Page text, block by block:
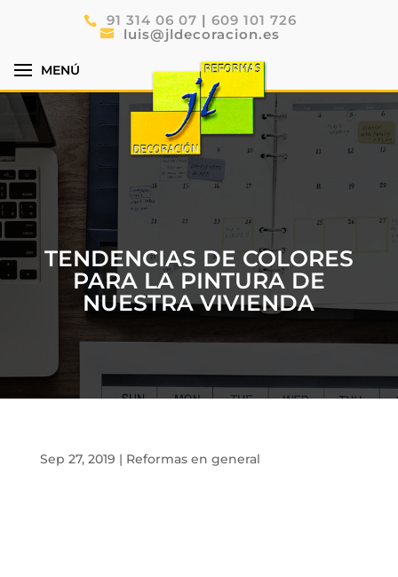
91 314 06 07 | 609 101 726
luis@jldecoracion.es
TENDENCIAS DE COLORES
PARA LA PINTURA DE
NUESTRA VIVIENDA
Sep 27, 2019 | Reformas en general